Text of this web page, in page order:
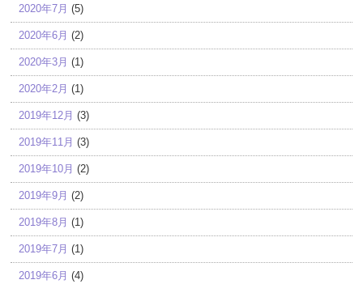
2020年7月 (5)
2020年6月 (2)
2020年3月 (1)
2020年2月 (1)
2019年12月 (3)
2019年11月 (3)
2019年10月 (2)
2019年9月 (2)
2019年8月 (1)
2019年7月 (1)
2019年6月 (4)